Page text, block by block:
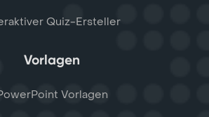
Quiz-Ersteller
Vorlagen
Vorlagen